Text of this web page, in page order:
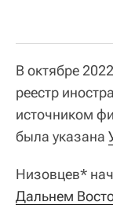
В октябре
реестр
источником
была указана
Низовцев*
Дальнем